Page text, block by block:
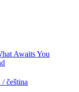
Awaits You
/ čeština